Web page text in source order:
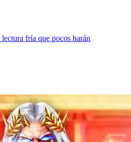
fría que pocos harán